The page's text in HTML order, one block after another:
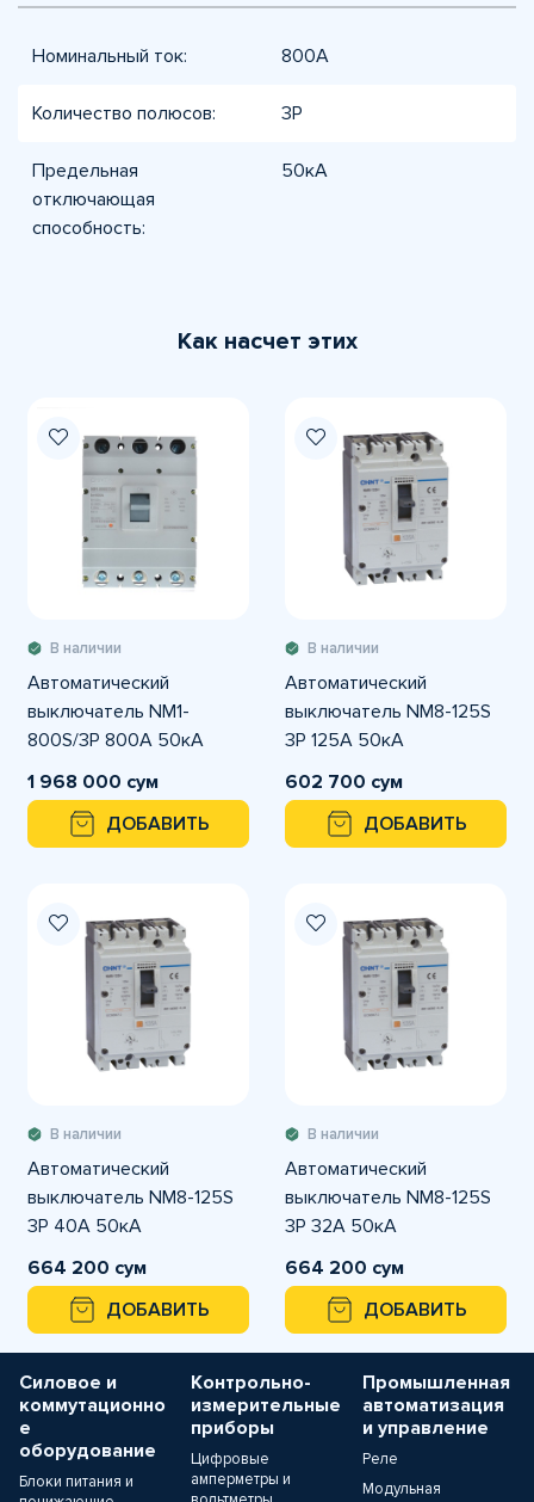
Номинальный ток: 800А
Количество полюсов: 3P
Предельная
отключающая
способность:
50кА
Как насчет этих
В наличии
Автоматический
выключатель NM1-
800S/3Р 800A 50кА
1 968 000 сум
ДОБАВИТЬ
В наличии
Автоматический
выключатель NM8-125S
3P 125A 50кА
602 700 сум
ДОБАВИТЬ
В наличии
Автоматический
выключатель NM8-125S
3P 40A 50кА
664 200 сум
ДОБАВИТЬ
В наличии
Автоматический
выключатель NM8-125S
3P 32A 50кА
664 200 сум
ДОБАВИТЬ
Силовое и
коммутационно
е
оборудование
Блоки питания и
Контрольно-
измерительные
приборы
Цифровые
амперметры и
Промышленная
автоматизация
и управление
Реле
Модульная